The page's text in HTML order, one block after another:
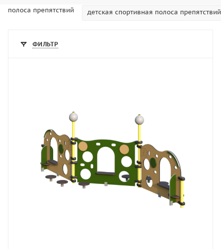
полоса препятствий детская спортивная полоса препятствий
ФИЛЬТР